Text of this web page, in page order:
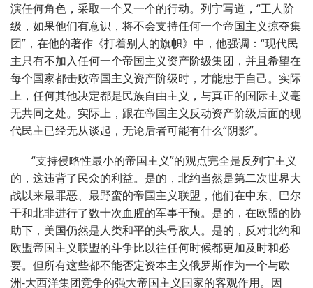
演任何角色，采取一个又一个的行动。列宁写道，“工人阶
级，如果他们有意识，将不会支持任何一个帝国主义掠夺集
团”，在他的著作《打着别人的旗帜》中，他强调：“现代民
主只有不加入任何一个帝国主义资产阶级集团，并且希望在
每个国家都击败帝国主义资产阶级时，才能忠于自己。实际
上，任何其他决定都是民族自由主义，与真正的国际主义毫
无共同之处。实际上，跟在帝国主义反动资产阶级后面的现
代民主已经无从谈起，无论后者可能有什么“阴影”。
“支持侵略性最小的帝国主义”的观点完全是反列宁主义
的，这违背了民众的利益。是的，北约当然是第二次世界大
战以来最罪恶、最野蛮的帝国主义联盟，他们在中东、巴尔
干和北非进行了数十次血腥的军事干预。是的，在欧盟的协
助下，美国仍然是人类和平的头号敌人。是的，反对北约和
欧盟帝国主义联盟的斗争比以往任何时候都更加及时和必
要。但所有这些都不能否定资本主义俄罗斯作为一个与欧
洲-大西洋集团竞争的强大帝国主义国家的客观作用。因